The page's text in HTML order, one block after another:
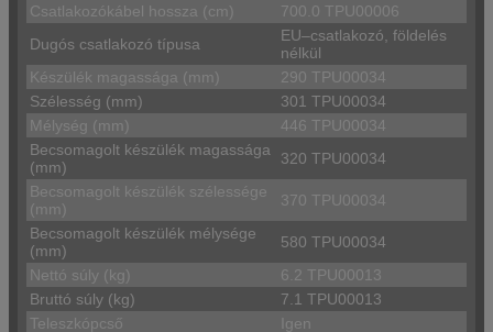
Csatlakozókábel hossza (cm)
700.0 TPU00006
Dugós csatlakozó típusa
EU–csatlakozó, földelés
nélkül
Készülék magassága (mm)
290 TPU00034
Szélesség (mm)
301 TPU00034
Mélység (mm)
446 TPU00034
Becsomagolt készülék magassága
(mm)
320 TPU00034
Becsomagolt készülék szélessége
(mm)
370 TPU00034
Becsomagolt készülék mélysége
(mm)
580 TPU00034
Nettó súly (kg)
6.2 TPU00013
Bruttó súly (kg)
7.1 TPU00013
Teleszkópcső
Igen